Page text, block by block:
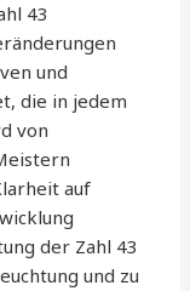
43
und
die in jedem
von
auf
der Zahl 43
und zu